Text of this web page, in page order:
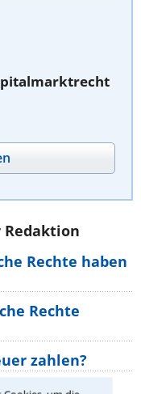
Rechte haben
Rechte
zahlen?